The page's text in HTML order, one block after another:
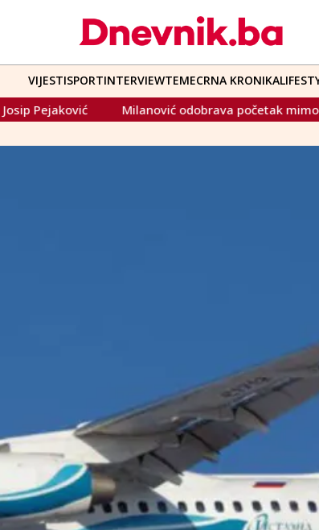
VIJESTISPORTINTERVIEWTEMECRNA KRONIKA
Milanović odobrava početak mimohoda, ali neće